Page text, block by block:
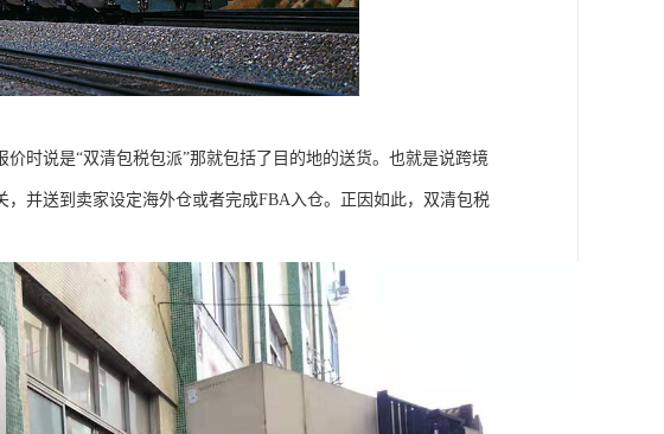
时说是“双清包税包派”那就包括了目的地的送货。也就是说跨境
并送到卖家设定海外仓或者完成FBA入仓。正因如此，双清包税